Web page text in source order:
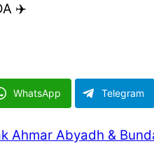
✈️
WhatsApp Telegram
Ahmar Abyadh &